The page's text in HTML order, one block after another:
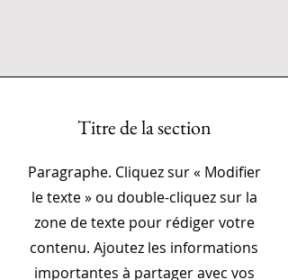
Titre de la section
Paragraphe. Cliquez sur « Modifier
le texte » ou double-cliquez sur la
zone de texte pour rédiger votre
contenu. Ajoutez les informations
importantes à partager avec vos